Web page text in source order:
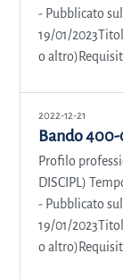
- Pubblicato
19/01/
o
2022-12-21
Bando 400-
Profilo
DISCIPL)
- Pubblicato
19/01/
o